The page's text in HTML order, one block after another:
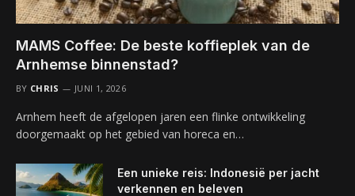
MAMS Coffee: De beste koffieplek van de
Arnhemse binnenstad?
BY CHRIS JUNI 1, 2026
Arnhem heeft de afgelopen jaren een flinke ontwikkeling
doorgemaakt op het gebied van horeca en…
Een unieke reis: Indonesië per jacht
verkennen en beleven